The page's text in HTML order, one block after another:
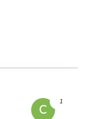
C
1